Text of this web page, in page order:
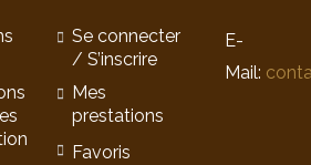
Se connecter
/ S’inscrire
Mes
prestations
Favoris
E-
Mail: